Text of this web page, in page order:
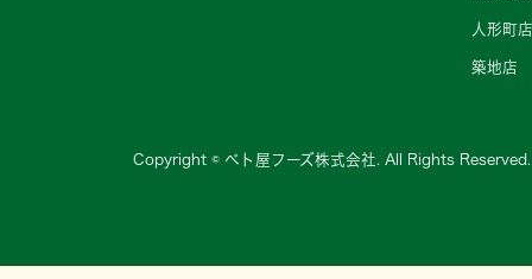
人形町店
築地店
Copyright © ベト屋フーズ株式会社. All Rights Reserved.